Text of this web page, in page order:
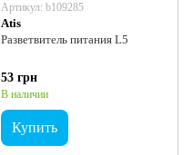
Артикул: b109285
Atis
Разветвитель питания L5
53 грн
В наличии
Купить